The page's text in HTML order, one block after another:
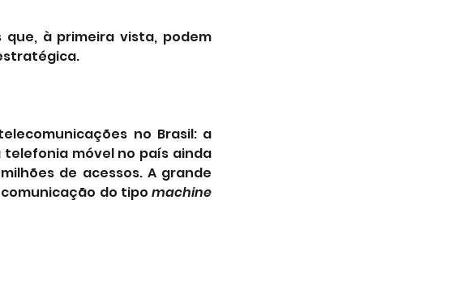
à primeira vista, podem
no Brasil: a
telefonia móvel no país ainda
de acessos. A grande
do tipo machine